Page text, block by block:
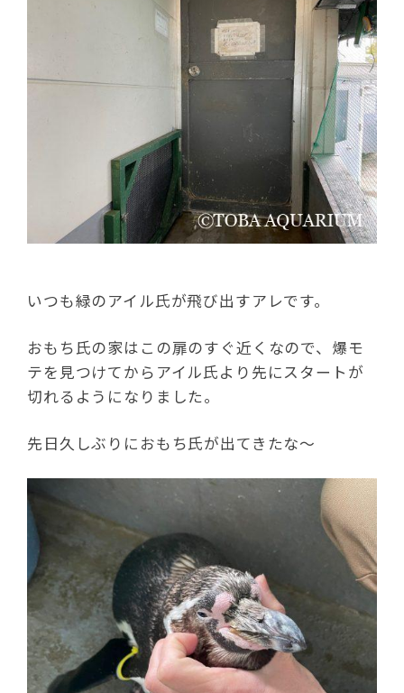
いつも緑のアイル氏が飛び出すアレです。
おもち氏の家はこの扉のすぐ近くなので、爆モ
テを見つけてからアイル氏より先にスタートが
切れるようになりました。
先日久しぶりにおもち氏が出てきたな〜